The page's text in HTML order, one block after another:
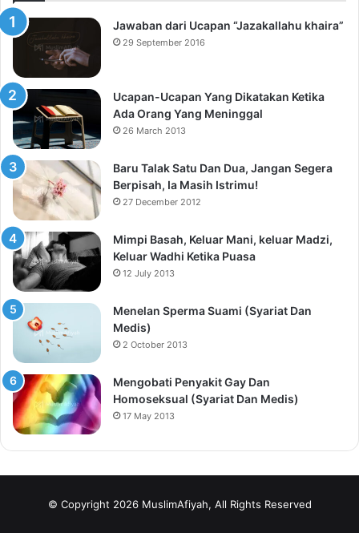
Jawaban dari Ucapan “Jazakallahu khaira”
29 September 2016
Ucapan-Ucapan Yang Dikatakan Ketika
Ada Orang Yang Meninggal
26 March 2013
Baru Talak Satu Dan Dua, Jangan Segera
Berpisah, Ia Masih Istrimu!
27 December 2012
Mimpi Basah, Keluar Mani, keluar Madzi,
Keluar Wadhi Ketika Puasa
12 July 2013
Menelan Sperma Suami (Syariat Dan
Medis)
2 October 2013
Mengobati Penyakit Gay Dan
Homoseksual (Syariat Dan Medis)
17 May 2013
© Copyright 2026 MuslimAfiyah, All Rights Reserved